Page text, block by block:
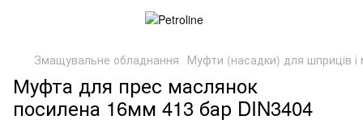
Змащувальне обладнання Муфти (насадки) для шприців і
Муфта для прес маслянок
посилена 16мм 413 бар DIN3404